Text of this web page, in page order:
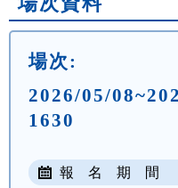
場次:
2026/05/
1630
報 名 期 間